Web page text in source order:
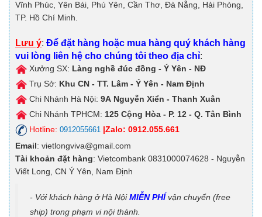
Vĩnh Phúc, Yên Bái, Phú Yên, Cần Thơ, Đà Nẵng, Hải Phòng,
TP. Hồ Chí Minh.
Lưu ý: Để đặt hàng hoặc mua hàng quý khách hàng
vui lòng liên hệ cho chúng tôi theo địa chỉ:
Xưởng SX: Làng nghề đúc đồng - Ý Yên - NĐ
Trụ Sở: Khu CN - TT. Lâm - Ý Yên - Nam Định
Chi Nhánh Hà Nội: 9A Nguyễn Xiển - Thanh Xuân
Chi Nhánh TPHCM: 125 Cộng Hòa - P. 12 - Q. Tân Bình
Hotline: 0912055661 |Zalo: 0912.055.661
Email: vietlongviva@gmail.com
Tài khoản đặt hàng: Vietcombank 0831000074628 - Nguyễn
Viết Long, CN Ý Yên, Nam Định
- Với khách hàng ở Hà NộiMIỄN PHÍ vận chuyển (free
ship) trong phạm vi nội thành.